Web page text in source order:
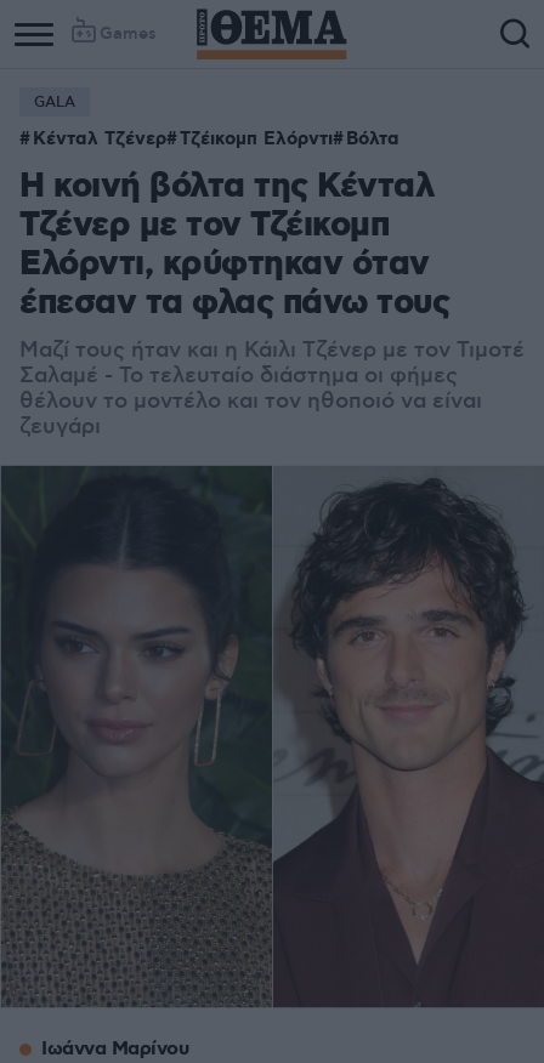
Games
GALA
Κένταλ Τζένερ Τζέικομπ Ελόρντι Βόλτα
Η κοινή βόλτα της Κένταλ
Τζένερ με τον Τζέικομπ
Ελόρντι, κρύφτηκαν όταν
έπεσαν τα φλας πάνω τους
Μαζί τους ήταν και η Κάιλι Τζένερ με τον Τιμοτέ
Σαλαμέ - Το τελευταίο διάστημα οι φήμες
θέλουν το μοντέλο και τον ηθοποιό να είναι
ζευγάρι
Ιωάννα Μαρίνου